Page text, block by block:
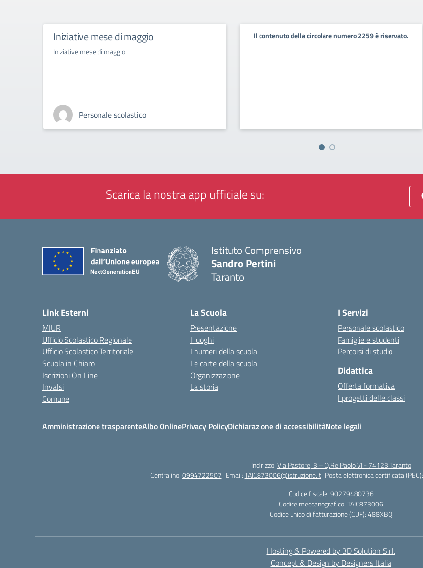
Iniziative mese di maggio
Iniziative mese di maggio
Personale scolastico
Il contenuto della circolare numero 2259 è riservato.
Scarica la nostra app ufficiale su:
Istituto Comprensivo
Sandro Pertini
Taranto
Link Esterni
MIUR
Ufficio Scolastico Regionale
Ufficio Scolastico Territoriale
Scuola in Chiaro
Iscrizioni On Line
Invalsi
Comune
La Scuola
Presentazione
I luoghi
I numeri della scuola
Le carte della scuola
Organizzazione
La storia
I Servizi
Personale scolastico
Famiglie e studenti
Percorsi di studio
Didattica
Offerta formativa
I progetti delle classi
Amministrazione trasparenteAlbo OnlinePrivacy PolicyDichiarazione di accessibilitàNote legali
Indirizzo:Via Pastore, 3 – Q.Re Paolo VI - 74123 Taranto
Centralino:0994722507 Email:TAIC873006@istruzione.it Posta elettronica certificata (PEC):
Codice fiscale: 90279480736
Codice meccanografico:TAIC873006
Codice unico di fatturazione (CUF): 488XBQ
Hosting & Powered by 3D Solution S.r.l.
Concept & Design by Designers Italia